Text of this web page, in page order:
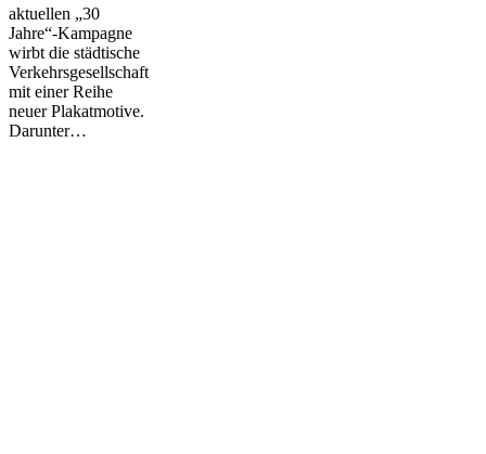
aktuellen „30
Jahre“-Kampagne
wirbt die städtische
Verkehrsgesellschaft
mit einer Reihe
neuer Plakatmotive.
Darunter…